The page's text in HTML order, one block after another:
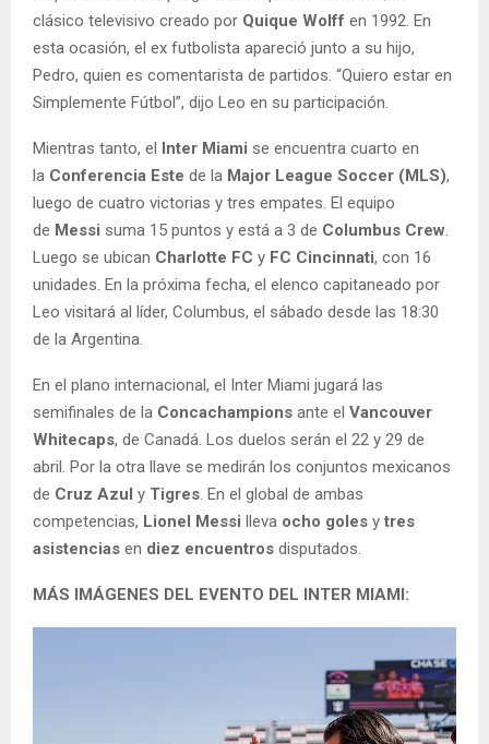
clásico televisivo creado por Quique Wolff en 1992. En
esta ocasión, el ex futbolista apareció junto a su hijo,
Pedro, quien es comentarista de partidos. “Quiero estar en
Simplemente Fútbol”, dijo Leo en su participación.
Mientras tanto, el Inter Miami se encuentra cuarto en
la Conferencia Este de la Major League Soccer (MLS),
luego de cuatro victorias y tres empates. El equipo
de Messi suma 15 puntos y está a 3 de Columbus Crew.
Luego se ubican Charlotte FC y FC Cincinnati, con 16
unidades. En la próxima fecha, el elenco capitaneado por
Leo visitará al líder, Columbus, el sábado desde las 18:30
de la Argentina.
En el plano internacional, el Inter Miami jugará las
semifinales de la Concachampions ante el Vancouver
Whitecaps, de Canadá. Los duelos serán el 22 y 29 de
abril. Por la otra llave se medirán los conjuntos mexicanos
de Cruz Azul y Tigres. En el global de ambas
competencias, Lionel Messi lleva ocho goles y tres
asistencias en diez encuentros disputados.
MÁS IMÁGENES DEL EVENTO DEL INTER MIAMI: